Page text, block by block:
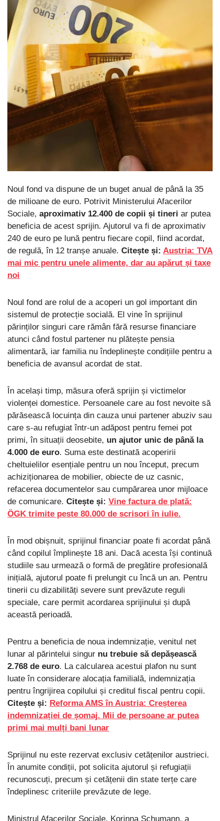
Noul fond va dispune de un buget anual de până la 35
de milioane de euro. Potrivit Ministerului Afacerilor
Sociale, aproximativ 12.400 de copii și tineri ar putea
beneficia de acest sprijin. Ajutorul va fi de aproximativ
240 de euro pe lună pentru fiecare copil, fiind acordat,
de regulă, în 12 tranșe anuale. Citește și: Austria: TVA
mai mic pentru unele alimente, dar au apărut și taxe
noi
Noul fond are rolul de a acoperi un gol important din
sistemul de protecție socială. El vine în sprijinul
părinților singuri care rămân fără resurse financiare
atunci când fostul partener nu plătește pensia
alimentară, iar familia nu îndeplinește condițiile pentru a
beneficia de avansul acordat de stat.
În același timp, măsura oferă sprijin și victimelor
violenței domestice. Persoanele care au fost nevoite să
părăsească locuința din cauza unui partener abuziv sau
care s-au refugiat într-un adăpost pentru femei pot
primi, în situații deosebite, un ajutor unic de până la
4.000 de euro. Suma este destinată acoperirii
cheltuielilor esențiale pentru un nou început, precum
achiziționarea de mobilier, obiecte de uz casnic,
refacerea documentelor sau cumpărarea unor mijloace
de comunicare. Citește și: Vine factura de plată:
ÖGK trimite peste 80.000 de scrisori în iulie.
În mod obișnuit, sprijinul financiar poate fi acordat până
când copilul împlinește 18 ani. Dacă acesta își continuă
studiile sau urmează o formă de pregătire profesională
inițială, ajutorul poate fi prelungit cu încă un an. Pentru
tinerii cu dizabilități severe sunt prevăzute reguli
speciale, care permit acordarea sprijinului și după
această perioadă.
Pentru a beneficia de noua indemnizație, venitul net
lunar al părintelui singur nu trebuie să depășească
2.768 de euro. La calcularea acestui plafon nu sunt
luate în considerare alocația familială, indemnizația
pentru îngrijirea copilului și creditul fiscal pentru copii.
Citește și: Reforma AMS în Austria: Creșterea
indemnizației de șomaj. Mii de persoane ar putea
primi mai mulți bani lunar
Sprijinul nu este rezervat exclusiv cetățenilor austrieci.
În anumite condiții, pot solicita ajutorul și refugiații
recunoscuți, precum și cetățenii din state terțe care
îndeplinesc criteriile prevăzute de lege.
Ministrul Afacerilor Sociale, Korinna Schumann, a